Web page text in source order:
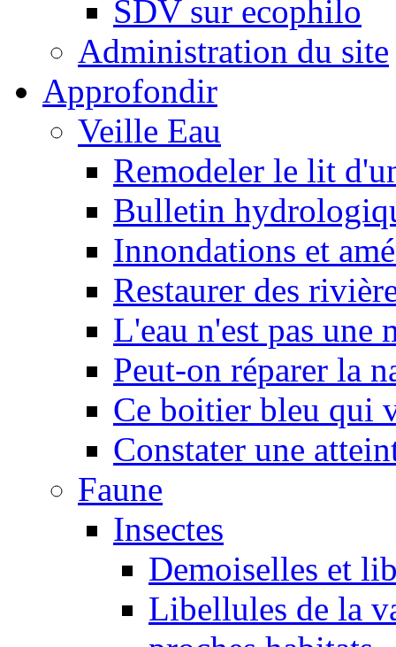
SDV sur ecophilo
Administration du site
Approfondir
Veille Eau
Remodeler le lit
Bulletin
Innondations et
Restaurer des
L'eau n'est pas une
Peut-on réparer la
Ce boitier bleu qui
Constater une
Faune
Insectes
Demoiselles et
Libellules de la